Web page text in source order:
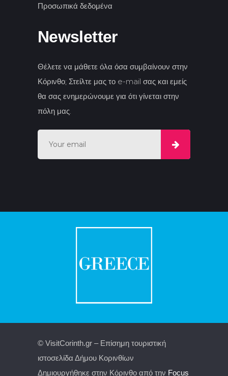
Προσωπικά δεδομένα
Newsletter
Θέλετε να μάθετε όλα όσα συμβαίνουν στην
Κόρινθο; Στείλτε μας το e-mail σας και εμείς
θα σας ενημερώνουμε για ότι γίνεται στην
πόλη μας.
© VisitCorinth.gr – Επίσημη τουριστική
ιστοσελίδα Δήμου Κορινθίων
Δημιουργήθηκε στην Κόρινθο από την Focus